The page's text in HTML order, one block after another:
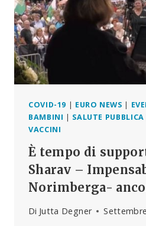
COVID-19 | EURO NEWS |
BAMBINI | SALUTE PUBBLICA
VACCINI
È tempo di
Sharav –
Norimberga-
Di Jutta Degner